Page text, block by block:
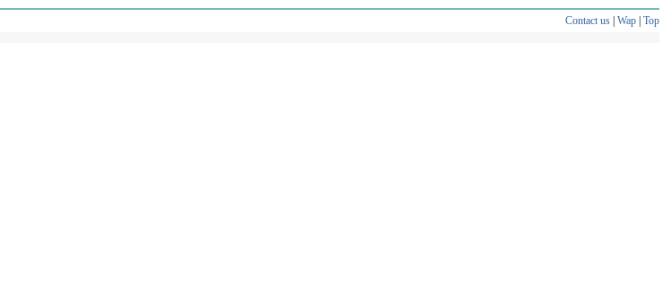
Contact us| Wap| Top